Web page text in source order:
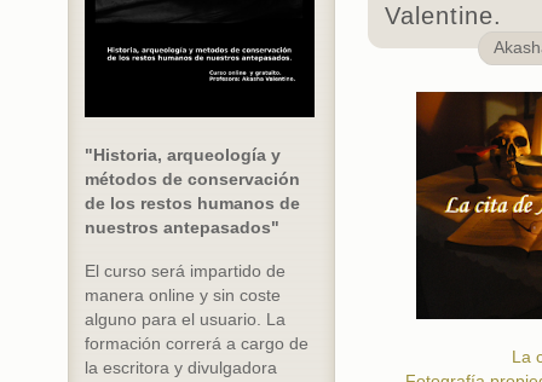
"Historia, arqueología y
métodos de conservación
de los restos humanos de
nuestros antepasados"
El curso será impartido de
manera online y sin coste
alguno para el usuario. La
formación correrá a cargo de
la escritora y divulgadora
Valentine.
La